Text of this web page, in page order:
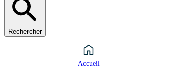
Rechercher
Accueil